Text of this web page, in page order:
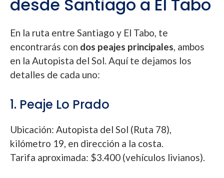
desde Santiago a El Tabo
En la ruta entre Santiago y El Tabo, te
encontrarás con dos peajes principales, ambos
en la Autopista del Sol. Aquí te dejamos los
detalles de cada uno:
1. Peaje Lo Prado
Ubicación: Autopista del Sol (Ruta 78),
kilómetro 19, en dirección a la costa.
Tarifa aproximada: $3.400 (vehículos livianos).